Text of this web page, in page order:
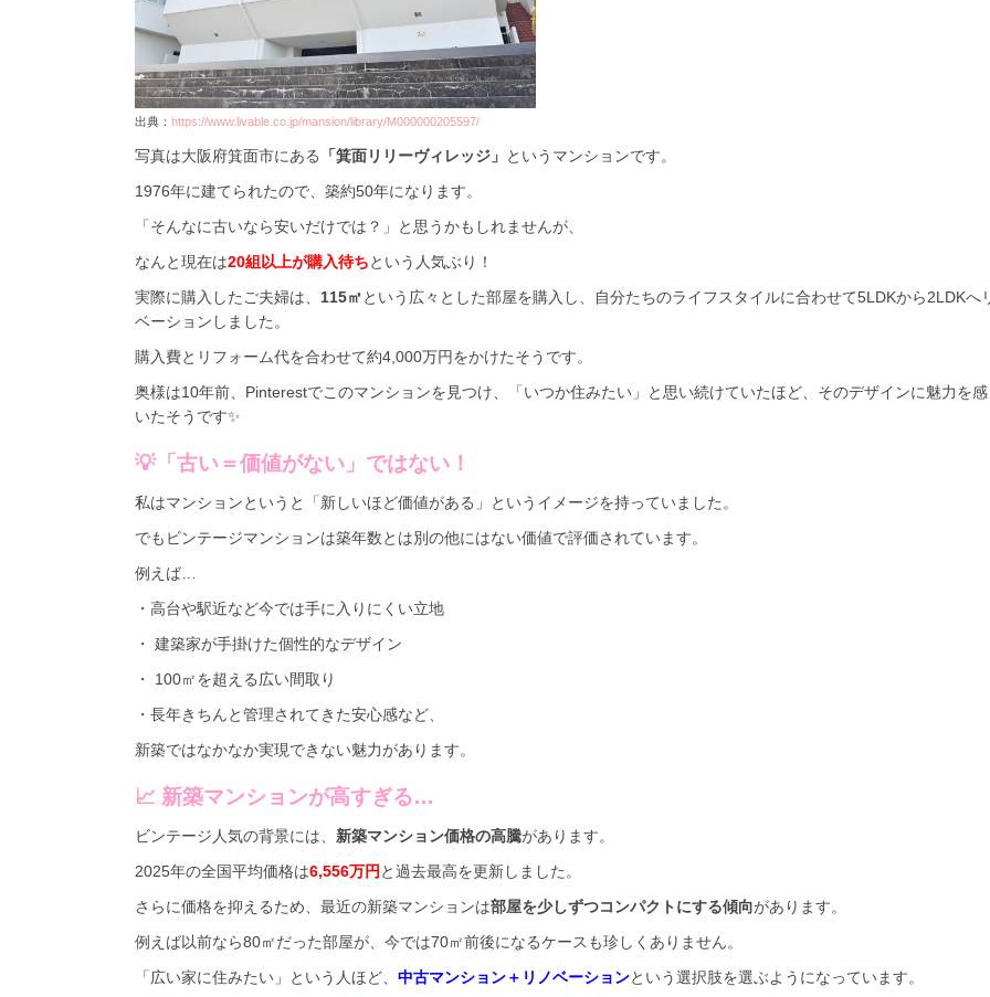
出典： https://www.livable.co.jp/mansion/library/M000000205597/
写真は大阪府箕面市にある 「箕面リリーヴィレッジ」 というマンションです。
1976年に建てられたので、築約50年になります。
「そんなに古いなら安いだけでは？」と思うかもしれませんが、
なんと現在は20組以上が購入待ちという人気ぶり！
実際に購入したご夫婦は、 115㎡という広々とした部屋を購入し、自分たちのライフスタイルに合わせて5LDKから2LDKへ
ベーションしました。
購入費とリフォーム代を合わせて約4,000万円をかけたそうです。
奥様は10年前、Pinterestでこのマンションを見つけ、「いつか住みたい」と思い続けていたほど、そのデザインに魅力を
いたそうです✨
💡「古い＝価値がない」ではない！
私はマンションというと「新しいほど価値がある」というイメージを持っていました。
でもビンテージマンションは築年数とは別の他にはない価値で評価されています。
例えば…
・高台や駅近など今では手に入りにくい立地
・ 建築家が手掛けた個性的なデザイン
・ 100㎡を超える広い間取り
・長年きちんと管理されてきた安心感など、
新築ではなかなか実現できない魅力があります。
📈 新築マンションが高すぎる…
ビンテージ人気の背景には、 新築マンション価格の高騰があります。
2025年の全国平均価格は6,556万円 と過去最高を更新しました。
さらに価格を抑えるため、最近の新築マンションは部屋を少しずつコンパクトにする傾向があります。
例えば以前なら80㎡だった部屋が、今では70㎡前後になるケースも珍しくありません。
「広い家に住みたい」という人ほど、 中古マンション＋リノベーションという選択肢を選ぶようになっています。